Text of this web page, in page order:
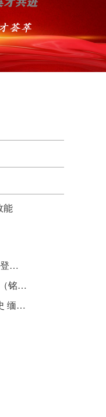
能
​ “始终要为无产阶级利益奋斗” ——纪念罗登贤同志诞辰120周年
李竹如：以笔为刃、以墨为枪的新闻战士（铭记历史 缅怀先烈·抗日英雄）
吴焜：威震日寇的新四军“虎将”（铭记历史 缅怀先烈·抗日英雄）